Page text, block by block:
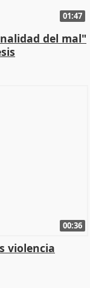
01:47
del mal"
00:36
violencia